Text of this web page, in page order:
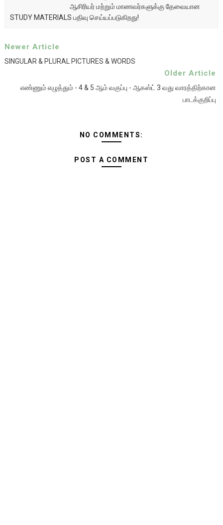
ஆசிரியர் மற்றும் மாணவர்களுக்கு தேவையான
STUDY MATERIALS பதிவு செய்யப்படுகிறது!
Newer Article
SINGULAR & PLURAL PICTURES & WORDS
Older Article
எண்ணும் எழுத்தும் - 4 & 5 ஆம் வகுப்பு - ஆகஸ்ட் 3 வது வாரத்திற்கான
பாடக்குறிப்பு
NO COMMENTS:
POST A COMMENT